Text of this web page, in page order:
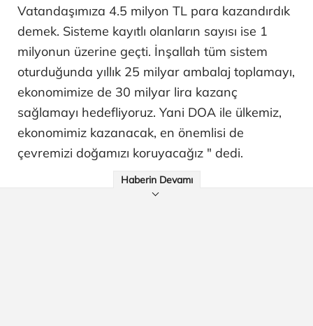
Vatandaşımıza 4.5 milyon TL para kazandırdık
demek. Sisteme kayıtlı olanların sayısı ise 1
milyonun üzerine geçti. İnşallah tüm sistem
oturduğunda yıllık 25 milyar ambalaj toplamayı,
ekonomimize de 30 milyar lira kazanç
sağlamayı hedefliyoruz. Yani DOA ile ülkemiz,
ekonomimiz kazanacak, en önemlisi de
çevremizi doğamızı koruyacağız " dedi.
Haberin Devamı